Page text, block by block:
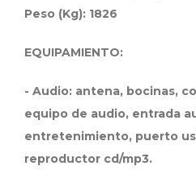
Peso (Kg): 1826
EQUIPAMIENTO:
- Audio: antena, bocinas,
equipo de audio, entrada
entretenimiento, puerto
reproductor cd/mp3.